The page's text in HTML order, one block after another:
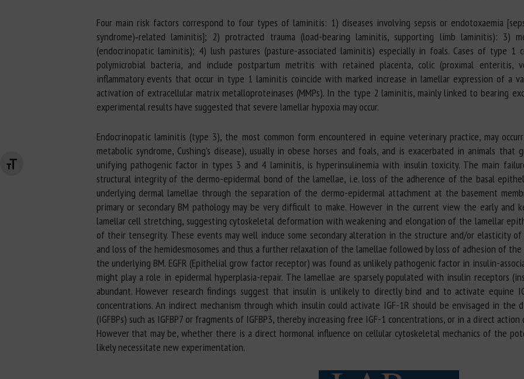
Changer la taille de la police
Four main risk factors correspond to four types of laminitis: 1) diseases involving sepsis or endotoxaemia
syndrome)‐related laminitis]; 2) protracted trauma (load-bearing laminitis, supporting limb laminitis): 3)
(endocrinopatic laminitis); 4) lush pastures (pasture-associated laminitis) especially in foals. Cases of type 1
polymicrobial bacteria, and include postpartum metritis with retained placenta, colic (proximal enteritis,
inflammatory events that occur in type 1 laminitis coincide with marked increase in lamellar expression of a
activation of extracellular matrix metalloproteinases (MMPs). In the type 2 laminitis, mainly linked to bearing
experimental results have suggested that severe lamellar hypoxia may occur.
Endocrinopatic laminitis (type 3), the most common form encountered in equine veterinary practice, may
metabolic syndrome, Cushing’s disease), usually in obese horses and foals, and is exacerbated in animals
unifying pathogenic factor in types 3 and 4 laminitis, is hyperinsulinemia with insulin toxicity. The main
structural integrity of the dermo-epidermal bond of the lamellae, i.e. loss of the adherence of the basal
underlying dermal lamellae through the separation of the dermo-epidermal attachment at the basement
primary or secondary BM pathology may be very difficult to make. However in the current view the early and
lamellar cell stretching, suggesting cytoskeletal deformation with weakening and elongation of the lamellar
of their tensegrity. These events may well induce some secondary alteration in the structure and/or elasticity
and loss of the hemidesmosomes and thus a further relaxation of the lamellae followed by loss of adhesion of
the underlying BM. EGFR (Epithelial grow factor receptor) was found as unlikely pathogenic factor in insulin-
might play a role in epidermal hyperplasia-repair. The lamellae are sparsely populated with insulin receptors
abundant. However research findings suggest that insulin is unlikely to directly bind and to activate equine
concentrations. An indirect mechanism through which insulin could activate IGF-1R should be envisaged in the
(IGFBPs) such as IGFBP7 or fragments of IGFBP3, thereby increasing free IGF-1 concentrations, or in a direct
However that may be, whether there is a direct hormonal influence on cellular cytoskeletal mechanics of the
likely necessitate new experimentation.